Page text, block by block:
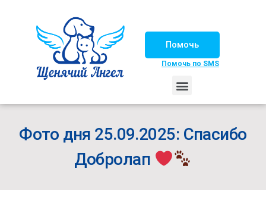
Помочь
Помочь по SMS
Фото дня 25.09.2025: Спасибо
Добролап